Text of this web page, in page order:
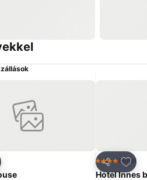
a kedvencekhez
Megosztás
4 Kategória
Hotel
Hotel Innes